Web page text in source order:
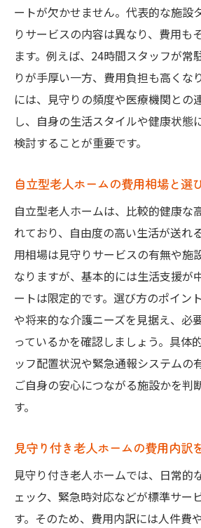
ートが欠かせません。代表的な施設
りサービスの内容は異なり、費用も
ます。例えば、24時間スタッフが常
りが手厚い一方、費用負担も高くな
には、見守りの頻度や医療機関との
し、自身の生活スタイルや健康状態
検討することが重要です。
自立型老人ホームの費用相場と選
自立型老人ホームは、比較的健康な
れており、自由度の高い生活が送れ
用相場は見守りサービスの有無や施
なりますが、基本的には生活支援が
ートは限定的です。選び方のポイン
や将来的な介護ニーズを見据え、必
っているかを確認しましょう。具体
ッフ配置状況や緊急通報システムの
ご自身の安心につながる施設かを判
す。
見守り付き老人ホームの費用内訳
見守り付き老人ホームでは、日常的
ェック、緊急時対応などが標準サー
す。そのため、費用内訳には人件費